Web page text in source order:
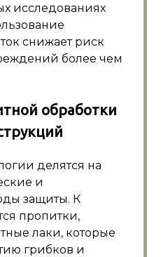
исследованиях
снижает риск
более чем
обработки
делятся на
и
защиты. К
пропитки,
лаки, которые
грибков и